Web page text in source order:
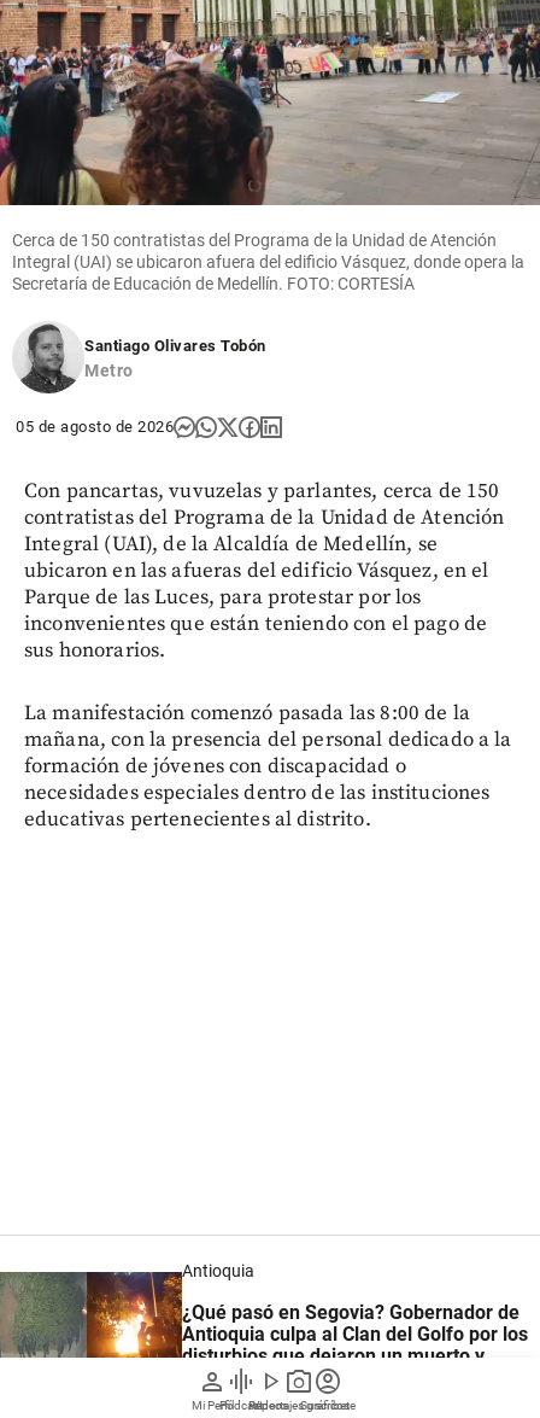
person
Mi Perfil
graphic_eq
Pódcast
play_arrow
Videos
photo_camera
Reportajes gráficos
account_circle
Suscríbete
Cerca de 150 contratistas del Programa de la Unidad de Atención
Integral (UAI) se ubicaron afuera del edificio Vásquez, donde opera la
Secretaría de Educación de Medellín. FOTO: CORTESÍA
Santiago Olivares Tobón
Metro
05 de agosto de 2026
Con pancartas, vuvuzelas y parlantes, cerca de 150
contratistas del Programa de la Unidad de Atención
Integral (UAI), de la Alcaldía de Medellín, se
ubicaron en las afueras del edificio Vásquez, en el
Parque de las Luces, para protestar por los
inconvenientes que están teniendo con el pago de
sus honorarios.
La manifestación comenzó pasada las 8:00 de la
mañana, con la presencia del personal dedicado a la
formación de jóvenes con discapacidad o
necesidades especiales dentro de las instituciones
educativas pertenecientes al distrito.
Antioquia
¿Qué pasó en Segovia? Gobernador de
Antioquia culpa al Clan del Golfo por los
disturbios que dejaron un muerto y
heridos